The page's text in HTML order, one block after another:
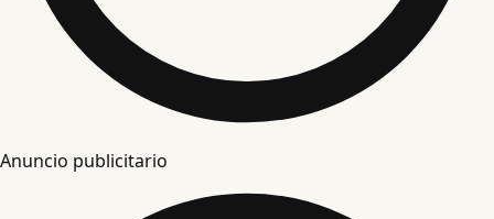
Anuncio publicitario